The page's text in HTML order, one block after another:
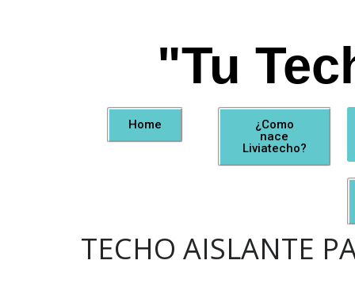
"Tu
Home
¿Como
nace
Liviatecho?
TECHO AISLANTE